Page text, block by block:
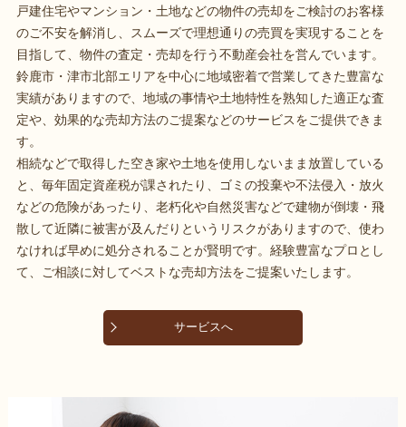
戸建住宅やマンション・土地などの物件の売却をご検討のお客様
のご不安を解消し、スムーズで理想通りの売買を実現することを
目指して、物件の査定・売却を行う不動産会社を営んでいます。
鈴鹿市・津市北部エリアを中心に地域密着で営業してきた豊富な
実績がありますので、地域の事情や土地特性を熟知した適正な査
定や、効果的な売却方法のご提案などのサービスをご提供できま
す。
相続などで取得した空き家や土地を使用しないまま放置している
と、毎年固定資産税が課されたり、ゴミの投棄や不法侵入・放火
などの危険があったり、老朽化や自然災害などで建物が倒壊・飛
散して近隣に被害が及んだりというリスクがありますので、使わ
なければ早めに処分されることが賢明です。経験豊富なプロとし
て、ご相談に対してベストな売却方法をご提案いたします。
サービスへ